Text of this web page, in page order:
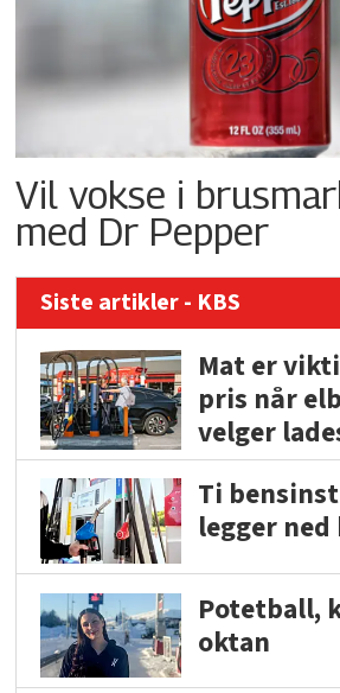
Vil vokse i
med Dr Pepper
Siste artikler - KBS
Mat er
pris når
velger
Ti
legger
Potetball,
oktan